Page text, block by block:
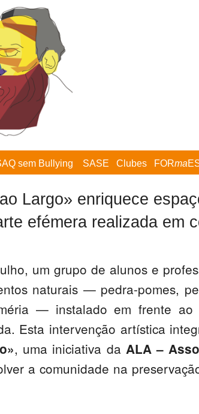
sem Bullying SASE Clubes FORma
Largo» enriquece
efémera realizada em
um grupo de alunos e
naturais — pedra-pomes,
— instalado em frente ao
Esta intervenção artística
, uma iniciativa da ALA –
a comunidade na